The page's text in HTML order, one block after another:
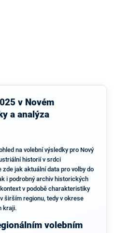
v Novém
a analýza
na volební výsledky pro Nový
historií v srdci
jak aktuální data pro volby do
i podrobný archiv historických
v podobě charakteristiky
širším regionu, tedy v okrese
kraji.
volebním